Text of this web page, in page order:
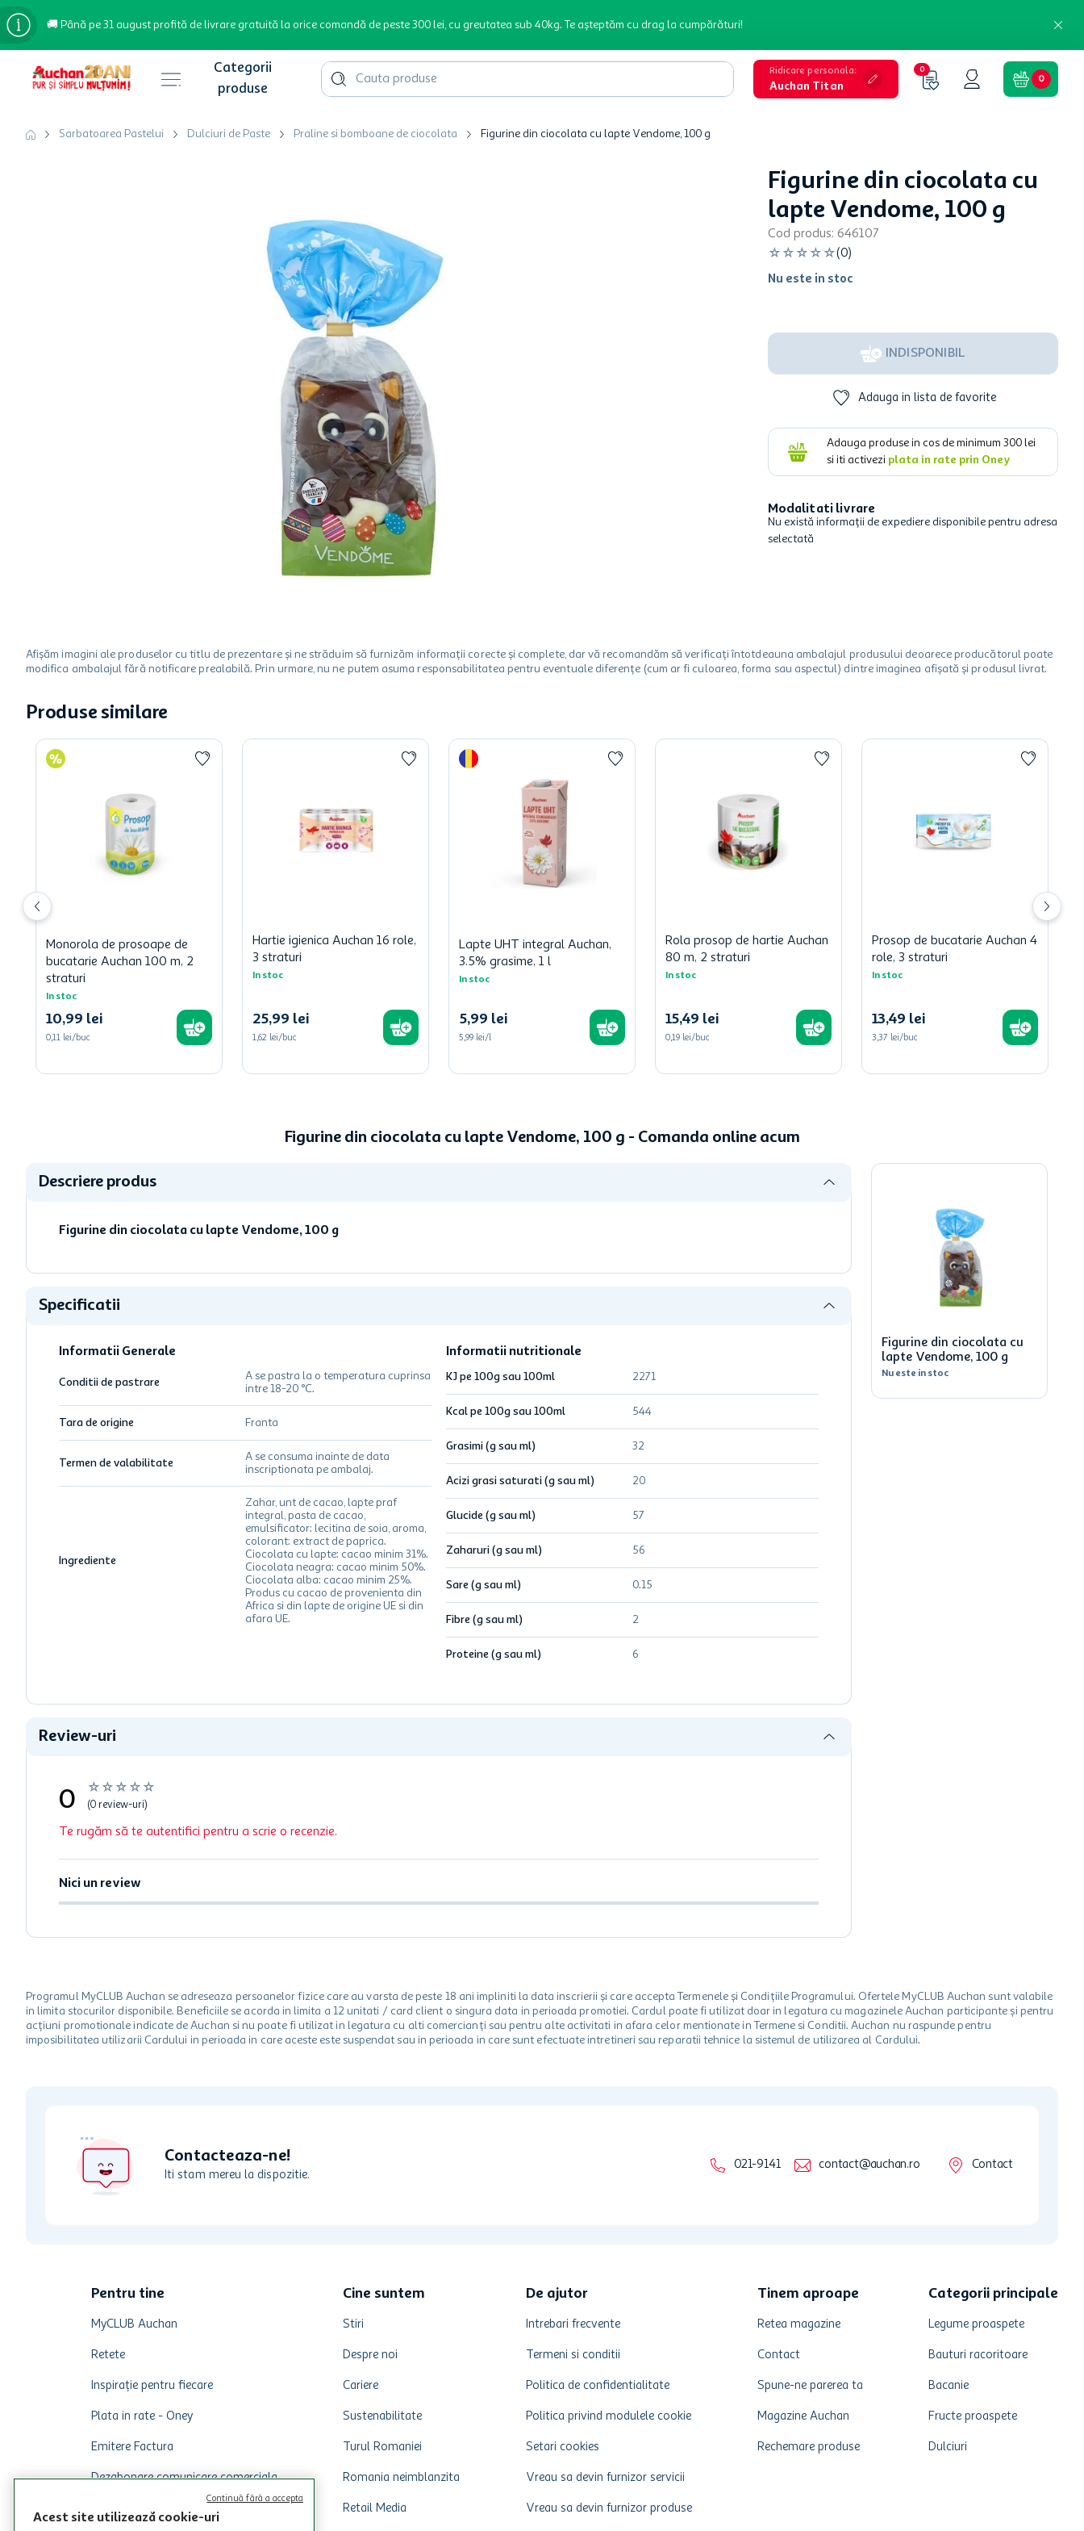
🚚 Până pe 31 august profită de livrare gratuită la orice comandă de peste 300 lei, cu greutatea sub 40kg. Te așteptăm cu drag la cumpărături!
Cauta produse
cafea boabe
Ridicare personala:
Auchan Titan
0
0
Sarbatoarea Pastelui Dulciuri de Paste Praline si bomboane de ciocolata Figurine din ciocolata cu lapte Vendome, 100 g
Figurine din ciocolata cu
lapte Vendome, 100 g
Cod produs: 646107
☆ ☆ ☆ ☆ ☆(0)
Nu este in stoc
INDISPONIBIL
Adauga in lista de favorite
Adauga produse in cos de minimum 300 lei
si iti activezi plata in rate prin Oney
Modalitati livrare
Nu există informații de expediere disponibile pentru adresa
selectată
Afișăm imagini ale produselor cu titlu de prezentare și ne străduim să furnizăm informații corecte și complete, dar vă recomandăm să verificați întotdeauna ambalajul produsului deoarece producătorul poate
modifica ambalajul fără notificare prealabilă. Prin urmare, nu ne putem asuma responsabilitatea pentru eventuale diferențe (cum ar fi culoarea, forma sau aspectul) dintre imaginea afișată și produsul livrat.
Produse similare
Monorola de prosoape de
bucatarie Auchan 100 m, 2
straturi
In stoc
10,99 lei
0,11 lei/buc
Hartie igienica Auchan 16 role,
3 straturi
In stoc
25,99 lei
1,62 lei/buc
Lapte UHT integral Auchan,
3.5% grasime, 1 l
In stoc
5,99 lei
5,99 lei/l
Rola prosop de hartie Auchan
80 m, 2 straturi
In stoc
15,49 lei
0,19 lei/buc
Prosop de bucatarie Auchan 4
role, 3 straturi
In stoc
13,49 lei
3,37 lei/buc
Figurine din ciocolata cu lapte Vendome, 100 g - Comanda online acum
Descriere produs
Figurine din ciocolata cu lapte Vendome, 100 g
Specificatii
Informatii Generale
Conditii de pastrare
A se pastra la o temperatura cuprinsa
intre 18-20 °C.
Tara de origine Franta
Termen de valabilitate
A se consuma inainte de data
inscriptionata pe ambalaj.
Ingrediente
Zahar, unt de cacao, lapte praf
integral, pasta de cacao,
emulsificator: lecitina de soia, aroma,
colorant: extract de paprica.
Ciocolata cu lapte: cacao minim 31%.
Ciocolata neagra: cacao minim 50%.
Ciocolata alba: cacao minim 25%.
Produs cu cacao de provenienta din
Africa si din lapte de origine UE si din
afara UE.
Informatii nutritionale
KJ pe 100g sau 100ml 2271
Kcal pe 100g sau 100ml 544
Grasimi (g sau ml) 32
Acizi grasi saturati (g sau ml) 20
Glucide (g sau ml) 57
Zaharuri (g sau ml) 56
Sare (g sau ml) 0.15
Fibre (g sau ml) 2
Proteine (g sau ml) 6
Review-uri
☆ ☆ ☆ ☆ ☆
0 (0 review-uri)
Te rugăm să te autentifici pentru a scrie o recenzie.
Nici un review
Figurine din ciocolata cu
lapte Vendome, 100 g
Nu este in stoc
Programul MyCLUB Auchan se adreseaza persoanelor fizice care au varsta de peste 18 ani impliniti la data inscrierii și care accepta Termenele și Condițiile Programului. Ofertele MyCLUB Auchan sunt valabile
in limita stocurilor disponibile. Beneficiile se acorda in limita a 12 unitati / card client o singura data in perioada promotiei. Cardul poate fi utilizat doar in legatura cu magazinele Auchan participante și pentru
acțiuni promotionale indicate de Auchan si nu poate fi utilizat in legatura cu alti comercianți sau pentru alte activitati in afara celor mentionate in Termene si Conditii. Auchan nu raspunde pentru
imposibilitatea utilizarii Cardului in perioada in care aceste este suspendat sau in perioada in care sunt efectuate intretineri sau reparatii tehnice la sistemul de utilizarea al Cardului.
Contacteaza-ne!
Iti stam mereu la dispozitie.
021-9141 contact@auchan.ro Contact
Pentru tine
MyCLUB Auchan
Retete
Inspirație pentru fiecare
Plata in rate - Oney
Emitere Factura
Dezabonare comunicare comerciala
Cine suntem
Stiri
Despre noi
Cariere
Sustenabilitate
Turul Romaniei
Romania neimblanzita
Retail Media
De ajutor
Intrebari frecvente
Termeni si conditii
Politica de confidentialitate
Politica privind modulele cookie
Setari cookies
Vreau sa devin furnizor servicii
Vreau sa devin furnizor produse
Tinem aproape
Retea magazine
Contact
Spune-ne parerea ta
Magazine Auchan
Rechemare produse
Categorii principale
Legume proaspete
Bauturi racoritoare
Bacanie
Fructe proaspete
Dulciuri
Acest site utilizează cookie-uri
Continuă fără a accepta